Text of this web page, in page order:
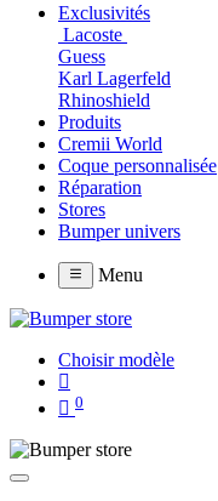
Exclusivités
Lacoste
Guess
Karl Lagerfeld
Rhinoshield
Produits
Cremii World
Coque personnalisée
Réparation
Stores
Bumper univers
Menu
Choisir modèle
0